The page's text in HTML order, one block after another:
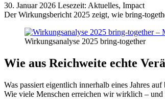
30. Januar 2026 Lesezeit: Aktuelles, Impact
Der Wirkungsbericht 2025 zeigt, wie bring-
Wirkungsanalyse 2025 bring-together
Wie aus Reichweite echte
Was passiert eigentlich innerhalb eines Jahres
Wie viele Menschen erreichen wir wirklich – und